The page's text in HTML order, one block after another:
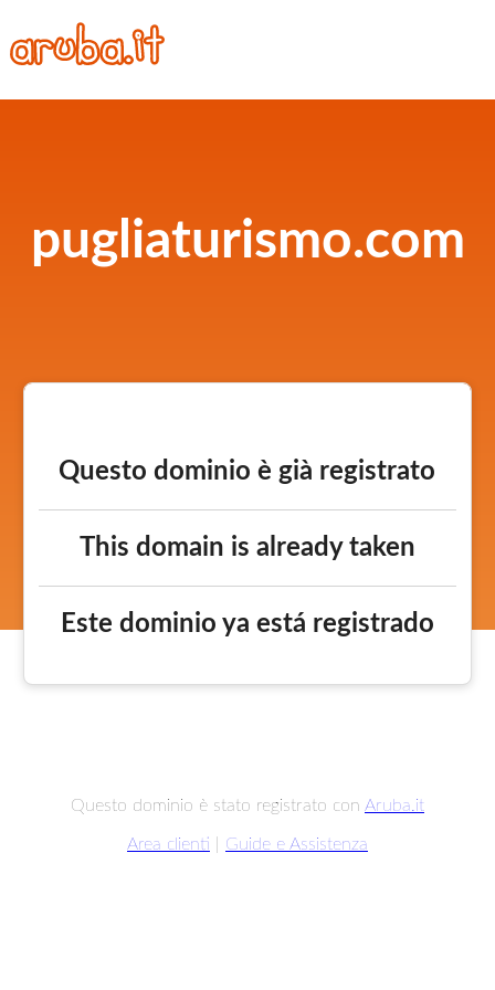
pugliaturismo.com
Questo dominio è già registrato
This domain is already taken
Este dominio ya está registrado
Questo dominio è stato registrato con Aruba.it
Area clienti Guide e Assistenza